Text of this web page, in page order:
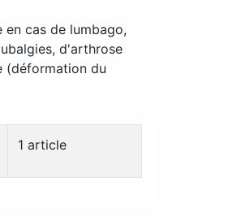
cas de lumbago,
d'arthrose
(déformation du
1 article